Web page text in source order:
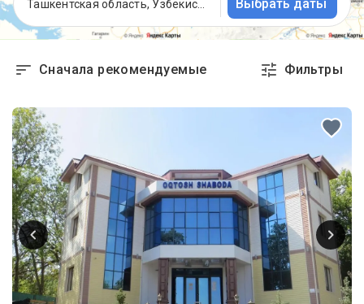
Выбрать даты
Сначала рекомендуемые Фильтры